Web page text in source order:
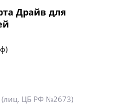
Драйв для
(лиц. ЦБ РФ №2673)